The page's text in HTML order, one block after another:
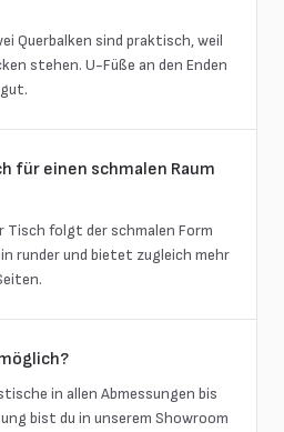
Querbalken sind praktisch, weil
stehen. U-Füße an den Enden
für einen schmalen Raum
Tisch folgt der schmalen Form
runder und bietet zugleich mehr
in allen Abmessungen bis
bist du in unserem Showroom